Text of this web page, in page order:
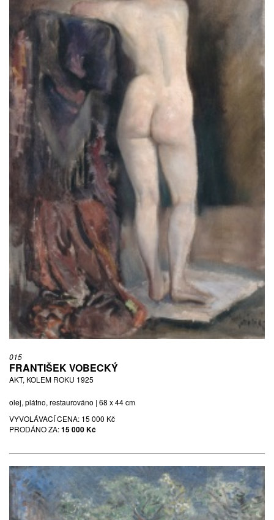
015
FRANTIŠEK VOBECKÝ
AKT, KOLEM ROKU 1925
olej, plátno, restaurováno | 68 x 44 cm
VYVOLÁVACÍ CENA: 15 000 Kč
PRODÁNO ZA:15 000 Kč